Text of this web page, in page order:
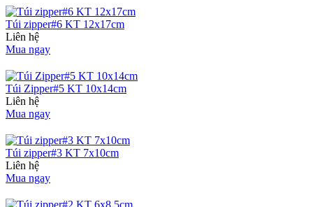
Túi zipper#6 KT 12x17cm
Liên hệ
Mua ngay
Túi Zipper#5 KT 10x14cm
Liên hệ
Mua ngay
Túi zipper#3 KT 7x10cm
Liên hệ
Mua ngay